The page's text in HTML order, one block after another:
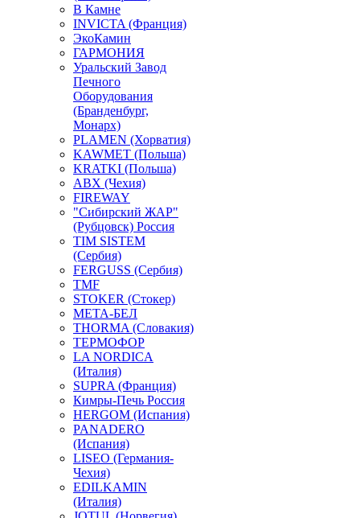
В Камне
INVICTA (Франция)
ЭкоКамин
ГАРМОНИЯ
Уральский Завод
Печного
Оборудования
(Бранденбург,
Монарх)
PLAMEN (Хорватия)
KAWMET (Польша)
KRATKI (Польша)
ABX (Чехия)
FIREWAY
"Сибирский ЖАР"
(Рубцовск) Россия
TIM SISTEM
(Сербия)
FERGUSS (Сербия)
TMF
STOKER (Стокер)
МЕТА-БЕЛ
THORMA (Словакия)
ТЕРМОФОР
LA NORDICA
(Италия)
SUPRA (Франция)
Кимры-Печь Россия
HERGOM (Испания)
PANADERO
(Испания)
LISEO (Германия-
Чехия)
EDILKAMIN
(Италия)